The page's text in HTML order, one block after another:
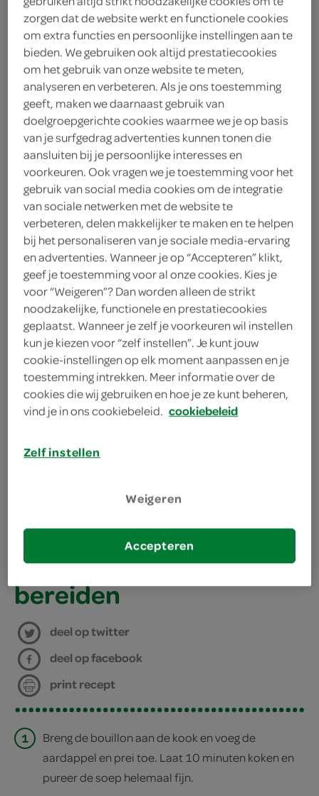
ingrediënten
1 takje tijm
citroen
4 eetlepels olijfolie
1 teentje knoflook
1 handje rucola
1 bosje peterselie
1 ciabattabrood
1 prei
1 grote kruimige aardappel
1 liter groentebouillon
blender
staafmixer
bereiden
deel op twitter
deel op facebook
print recept
1
Breng de bouillon aan de kook en voeg de
aardappel en prei toe. Laat 10 minuten koken en
pureer de soep helemaal fijn.
zorgen dat de website werkt en functionele cookies
om extra functies en persoonlijke instellingen aan te
bieden. We gebruiken ook altijd prestatiecookies
om het gebruik van onze website te meten,
analyseren en verbeteren. Als je ons toestemming
geeft, maken we daarnaast gebruik van
doelgroepgerichte cookies waarmee we je op basis
van je surfgedrag advertenties kunnen tonen die
aansluiten bij je persoonlijke interesses en
voorkeuren. Ook vragen we je toestemming voor het
gebruik van social media cookies om de integratie
van sociale netwerken met de website te
verbeteren, delen makkelijker te maken en te helpen
bij het personaliseren van je sociale media-ervaring
en advertenties. Wanneer je op “Accepteren” klikt,
geef je toestemming voor al onze cookies. Kies je
voor “Weigeren”? Dan worden alleen de strikt
noodzakelijke, functionele en prestatiecookies
geplaatst. Wanneer je zelf je voorkeuren wil instellen
kun je kiezen voor “zelf instellen”. Je kunt jouw
cookie-instellingen op elk moment aanpassen en je
toestemming intrekken. Meer informatie over de
cookies die wij gebruiken en hoe je ze kunt beheren,
vind je in ons cookiebeleid. cookiebeleid
Zelf instellen
Weigeren
Accepteren